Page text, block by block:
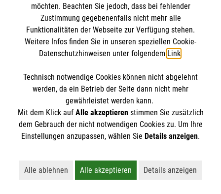
Newsletter abonnieren
Cookies verwalten Impressum | Datenschutz
möchten. Beachten Sie jedoch, dass bei fehlender
Zustimmung gegebenenfalls nicht mehr alle
Funktionalitäten der Webseite zur Verfügung stehen.
Weitere Infos finden Sie in unseren speziellen Cookie-
Datenschutzhinweisen unter folgendem Link.
Technisch notwendige Cookies können nicht abgelehnt
werden, da ein Betrieb der Seite dann nicht mehr
gewährleistet werden kann.
Mit dem Klick auf Alle akzeptierenstimmen Sie zusätzlich
dem Gebrauch der nicht notwendigen Cookies zu. Um Ihre
Einstellungen anzupassen, wählen Sie Details anzeigen.
Alle ablehnen
Lehnt alle nicht-essentiellen Cookies ab
Alle akzeptieren
Akzeptiert alle Cookies
Details anzeigen